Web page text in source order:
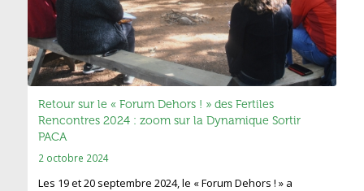
Retour sur le « Forum Dehors ! » des Fertiles
Rencontres 2024 : zoom sur la Dynamique Sortir
PACA
2 octobre 2024
Les 19 et 20 septembre 2024, le « Forum Dehors ! » a